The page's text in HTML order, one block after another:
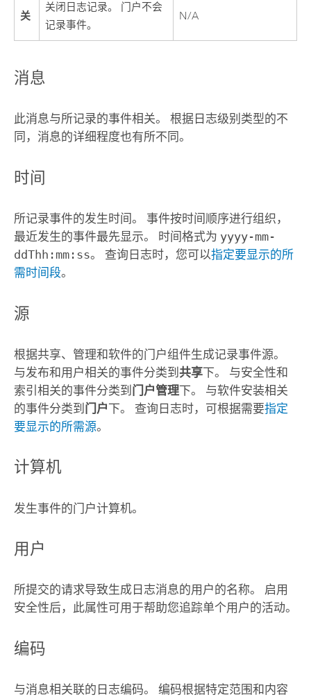
关
关闭日志记录。 门户不会
记录事件。
N/A
消息
此消息与所记录的事件相关。 根据日志级别类型的不
同，消息的详细程度也有所不同。
时间
所记录事件的发生时间。 事件按时间顺序进行组织，
最近发生的事件最先显示。 时间格式为 yyyy-mm-
ddThh:mm:ss。 查询日志时，您可以指定要显示的所
需时间段。
源
根据共享、管理和软件的门户组件生成记录事件源。
与发布和用户相关的事件分类到 共享下。 与安全性和
索引相关的事件分类到 门户管理下。 与软件安装相关
的事件分类到 门户下。 查询日志时，可根据需要指定
要显示的所需源。
计算机
发生事件的门户计算机。
用户
所提交的请求导致生成日志消息的用户的名称。 启用
安全性后，此属性可用于帮助您追踪单个用户的活动。
编码
与消息相关联的日志编码。 编码根据特定范围和内容